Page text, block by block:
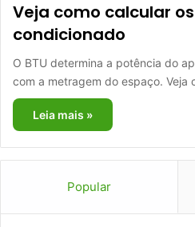
Veja como calcular
condicionado
O BTU determina a potência do
com a metragem do espaço. Veja
Leia mais »
Popular